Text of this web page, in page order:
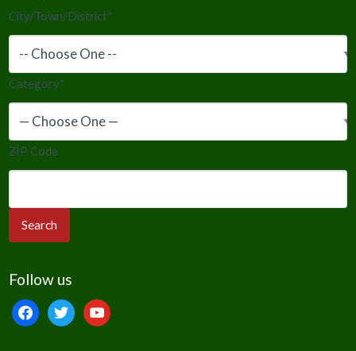
City/Town/District*
Category*
ZIP Code
Follow us
facebooktwitteryoutube